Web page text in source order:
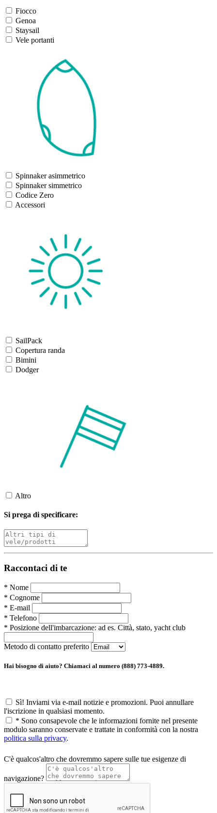
Fiocco
Genoa
Staysail
Vele portanti
Spinnaker asimmetrico
Spinnaker simmetrico
Codice Zero
Accessori
SailPack
Copertura randa
Bimini
Dodger
Altro
Si prega di specificare:
Raccontaci di te
* Nome
* Cognome
* E-mail
* Telefono
* Posizione dell'imbarcazione: ad es. Città, stato, yacht club
Metodo di contatto preferito
Hai bisogno di aiuto? Chiamaci al numero (888) 773-4889.
Sì! Inviami via e-mail notizie e promozioni. Puoi annullare
l'iscrizione in qualsiasi momento.
* Sono consapevole che le informazioni fornite nel presente
modulo saranno conservate e trattate in conformità con la nostra
politica sulla privacy.
C'è qualcos'altro che dovremmo sapere sulle tue esigenze di
navigazione?